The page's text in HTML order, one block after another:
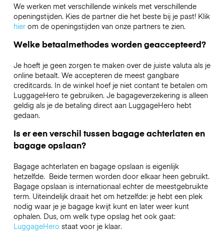
We werken met verschillende winkels met verschillende
openingstijden. Kies de partner die het beste bij je past! Klik
hierom de openingstijden van onze partners te zien.
Welke betaalmethodes worden geaccepteerd?
Je hoeft je geen zorgen te maken over de juiste valuta als je
online betaalt. We accepteren de meest gangbare
creditcards. In de winkel hoef je niet contant te betalen om
LuggageHero te gebruiken. Je bagageverzekering is alleen
geldig als je de betaling direct aan LuggageHero hebt
gedaan.
Is er een verschil tussen bagage achterlaten en
bagage opslaan?
Bagage achterlaten en bagage opslaan is eigenlijk
hetzelfde. Beide termen worden door elkaar heen gebruikt.
Bagage opslaan is internationaal echter de meestgebruikte
term. Uiteindelijk draait het om hetzelfde: je hebt een plek
nodig waar je je bagage kwijt kunt en later weer kunt
ophalen. Dus, om welk type opslag het ook gaat:
LuggageHero staat voor je klaar.